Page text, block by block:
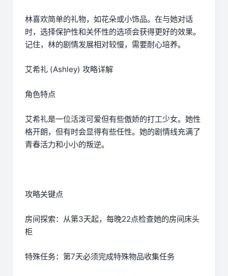
林喜欢简单的礼物，如花朵或小饰品。在与她对话
时，选择保护性和关怀性的选项会获得更好的效果。
记住，林的剧情发展相对较慢，需要耐心培养。
艾希礼 (Ashley) 攻略详解
角色特点
艾希礼是一位活泼可爱但有些傲娇的打工少女。她性
格开朗，但有时会显得有些任性。她的剧情线充满了
青春活力和小小的叛逆。
攻略关键点
房间探索：从第3天起，每晚22点检查她的房间床头
柜
特殊任务：第7天必须完成特殊物品收集任务